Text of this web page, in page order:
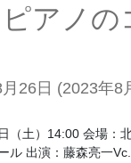
アノの
26日 (2023年8
（土）14:00 会場：
ル 出演：藤森亮一